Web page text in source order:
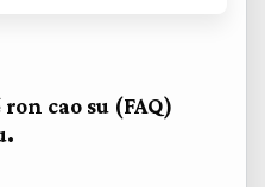
cao su (FAQ)